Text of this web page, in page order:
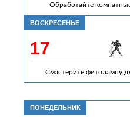
Обработайте
ВОСКРЕСЕНЬЕ
17
Смастерите фитолампу
ПОНЕДЕЛЬНИК